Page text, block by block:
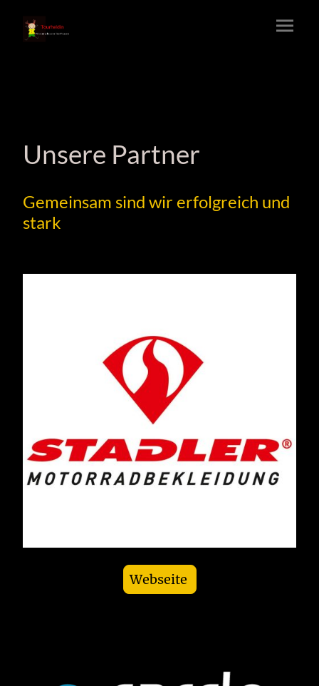
Unsere Partner
Gemeinsam sind wir erfolgreich und
stark
Webseite